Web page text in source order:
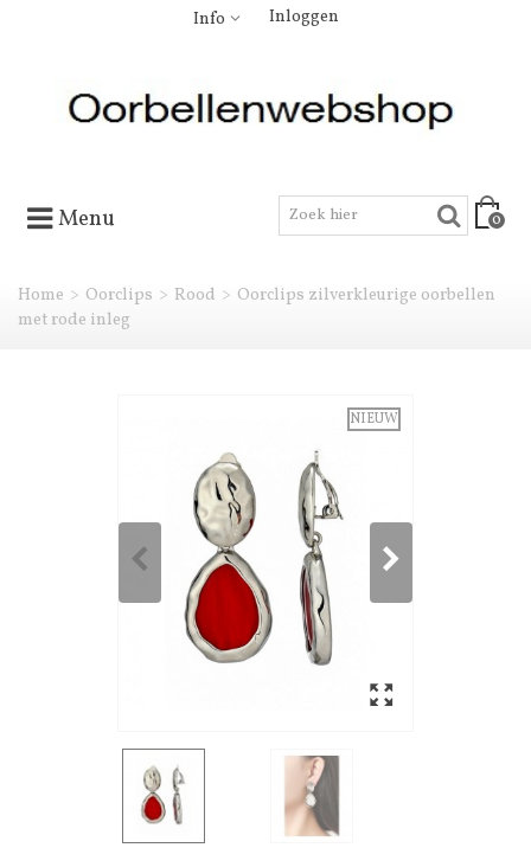
Info Inloggen
Menu 0
Home > Oorclips > Rood > Oorclips zilverkleurige oorbellen
met rode inleg
NIEUW